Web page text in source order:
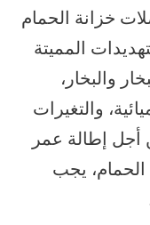
خزانة الحمام
المميتة
والبخار،
والتغيرات
إطالة عمر
يجب